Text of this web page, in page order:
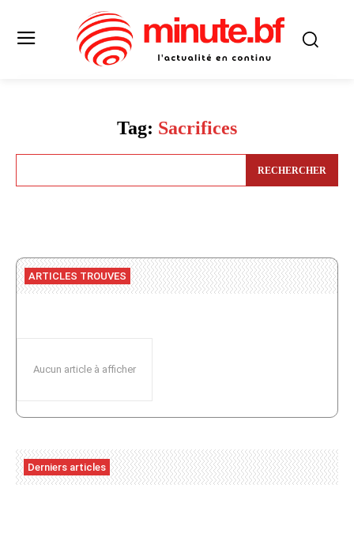
Tag: Sacrifices
RECHERCHER
ARTICLES TROUVES
Aucun article à afficher
Derniers articles